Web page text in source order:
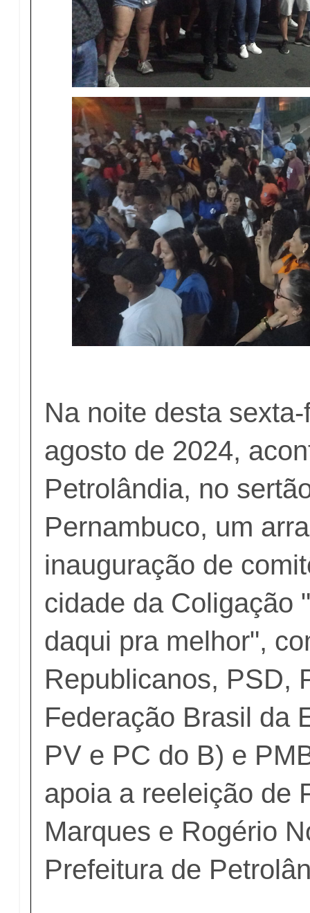
Na noite desta
agosto de 2024,
Petrolândia, no
Pernambuco, um
inauguração de
cidade da Coligação
daqui pra melhor",
Republicanos, PSD,
Federação Brasil da
PV e PC do B) e
apoia a reeleição de
Marques e Rogério
Prefeitura de